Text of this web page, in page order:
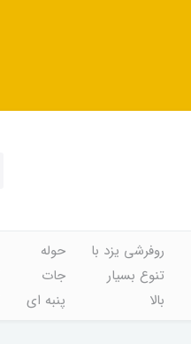
روفرشی یزد با
تنوع بسیار
بالا
حوله
جات
پنبه ای